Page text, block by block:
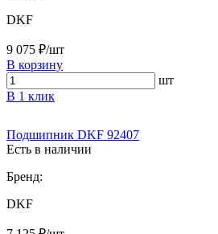
DKF
9 075 ₽/шт
В корзину
шт
В 1 клик
Подшипник DKF 92407
Есть в наличии
Бренд:
DKF